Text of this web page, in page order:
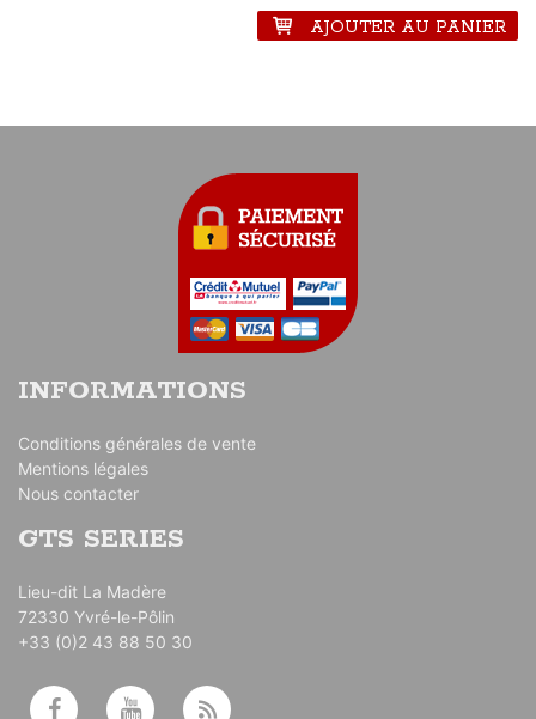
AJOUTER AU PANIER
INFORMATIONS
Conditions générales de vente
Mentions légales
Nous contacter
GTS SERIES
Lieu-dit La Madère
72330 Yvré-le-Pôlin
+33 (0)2 43 88 50 30